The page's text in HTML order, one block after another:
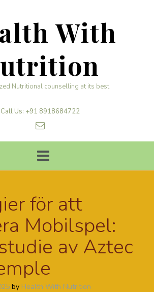
With
Nutritional counselling at its best
Call Us: +91 8918684722
för att
Mobilspel:
av Aztec
by Health With Nutrition